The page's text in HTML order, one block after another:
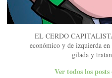
EL CERDO
económico y de izquierda
gilada y
Ver todos los